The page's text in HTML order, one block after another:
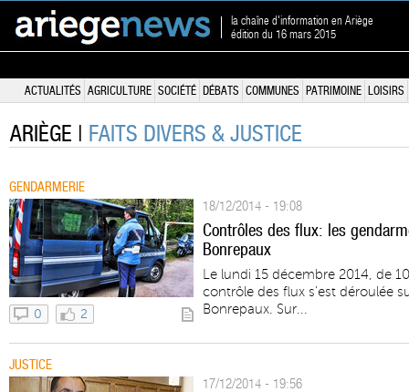
la chaîne d'information en Ariège
édition du 16 mars 2015
ACTUALITÉS AGRICULTURE SOCIÉTÉ DÉBATS COMMUNES PATRIMOINE LOISIRS
ARIÈGE | FAITS DIVERS & JUSTICE
GENDARMERIE
0 2
18/12/2014 - 19:08
Contrôles des flux: les
Bonrepaux
Le lundi 15 décembre 2014, de
contrôle des flux s’est déroulée
Bonrepaux. Sur...
JUSTICE
17/12/2014 - 19:56